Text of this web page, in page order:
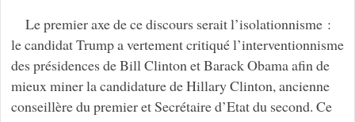
Le premier axe de ce discours serait l’isolationnisme :
le candidat Trump a vertement critiqué l’interventionnisme
des présidences de Bill Clinton et Barack Obama afin de
mieux miner la candidature de Hillary Clinton, ancienne
conseillère du premier et Secrétaire d’Etat du second. Ce